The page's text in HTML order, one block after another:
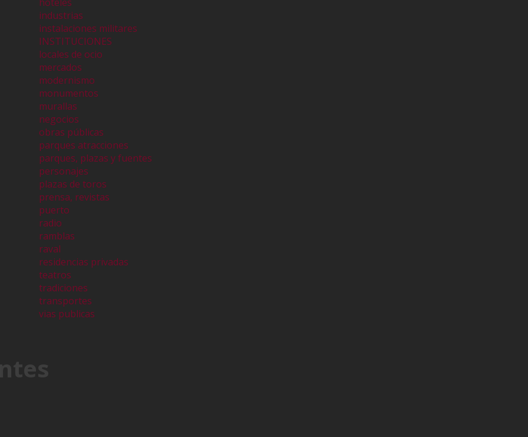
industrias
instalaciones militares
INSTITUCIONES
locales de ocio
mercados
modernismo
monumentos
murallas
negocios
obras públicas
parques atracciones
parques, plazas y fuentes
personajes
plazas de toros
prensa, revistas
puerto
radio
ramblas
raval
residencias privadas
teatros
tradiciones
transportes
vias publicas